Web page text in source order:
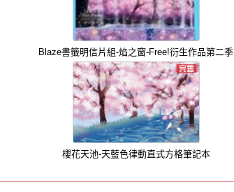
Blaze書籤明信片組-焰之窗-Free!衍生作品第二季
櫻花天池-天藍色律動直式方格筆記本